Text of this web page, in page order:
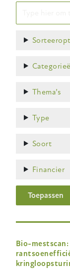
Weergeven
Thema’s
Weergeven
Type
Weergeven
Soort
Weergeven
Financier
Toepassen
Bio-